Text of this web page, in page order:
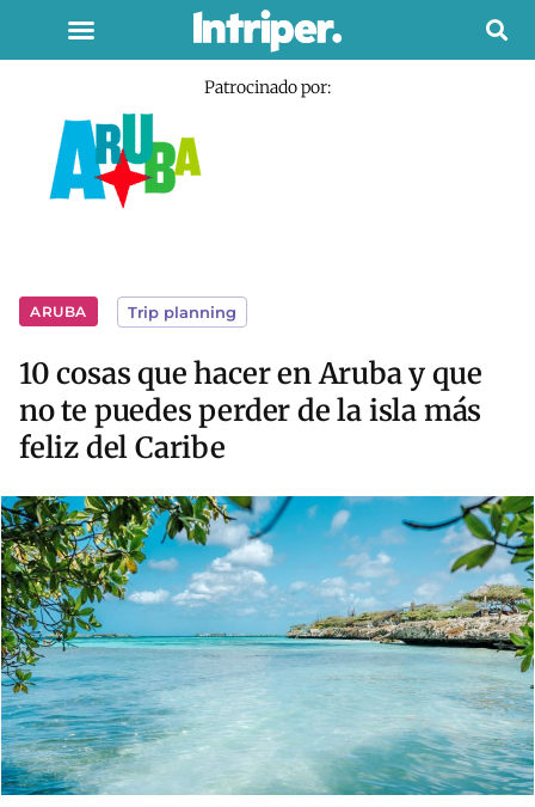
Patrocinado por:
ARUBA Trip planning
10 cosas que hacer en Aruba y que
no te puedes perder de la isla más
feliz del Caribe